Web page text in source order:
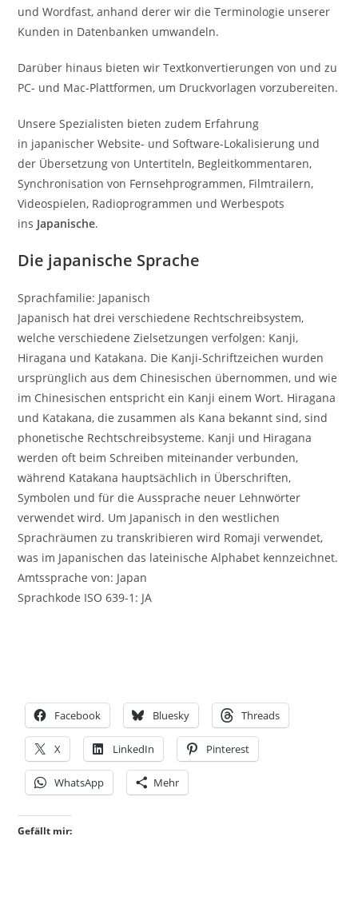
und Wordfast, anhand derer wir die Terminologie unserer
Kunden in Datenbanken umwandeln.
Darüber hinaus bieten wir Textkonvertierungen von und zu
PC- und Mac-Plattformen, um Druckvorlagen vorzubereiten.
Unsere Spezialisten bieten zudem Erfahrung
in japanischer Website- und Software-Lokalisierung und
der Übersetzung von Untertiteln, Begleitkommentaren,
Synchronisation von Fernsehprogrammen, Filmtrailern,
Videospielen, Radioprogrammen und Werbespots
ins Japanische.
Die japanische Sprache
Sprachfamilie: Japanisch
Japanisch hat drei verschiedene Rechtschreibsystem,
welche verschiedene Zielsetzungen verfolgen: Kanji,
Hiragana und Katakana. Die Kanji-Schriftzeichen wurden
ursprünglich aus dem Chinesischen übernommen, und wie
im Chinesischen entspricht ein Kanji einem Wort. Hiragana
und Katakana, die zusammen als Kana bekannt sind, sind
phonetische Rechtschreibsysteme. Kanji und Hiragana
werden oft beim Schreiben miteinander verbunden,
während Katakana hauptsächlich in Überschriften,
Symbolen und für die Aussprache neuer Lehnwörter
verwendet wird. Um Japanisch in den westlichen
Sprachräumen zu transkribieren wird Romaji verwendet,
was im Japanischen das lateinische Alphabet kennzeichnet.
Amtssprache von: Japan
Sprachkode ISO 639-1: JA
Facebook Bluesky Threads
X LinkedIn Pinterest
WhatsApp Mehr
Gefällt mir: